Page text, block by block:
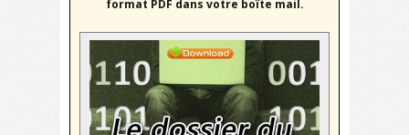
format PDF dans votre boîte mail.